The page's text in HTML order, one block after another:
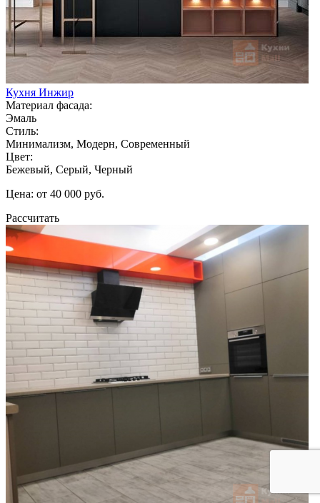
Кухня Инжир
Материал фасада:
Эмаль
Стиль:
Минимализм, Модерн, Современный
Цвет:
Бежевый, Серый, Черный
Цена: от 40 000 руб.
Рассчитать